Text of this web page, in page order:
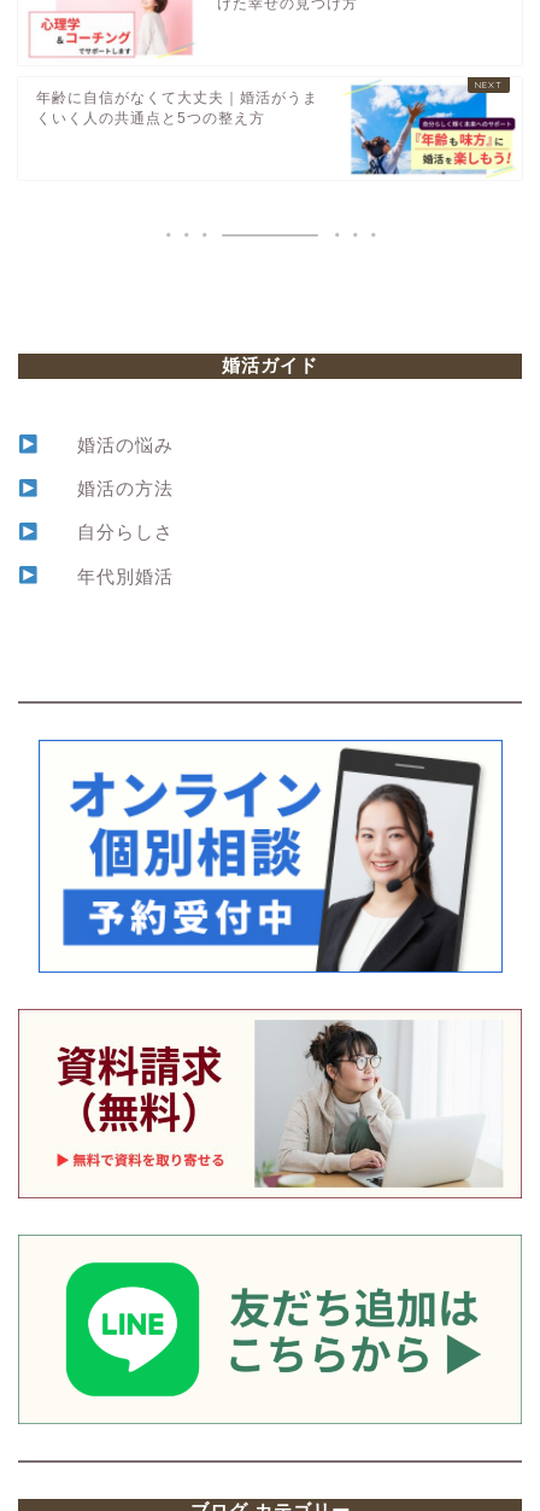
けた幸せの見つけ方
年齢に自信がなくて大丈夫｜婚活がうま
くいく人の共通点と5つの整え方
婚活ガイド
婚活の悩み
婚活の方法
自分らしさ
年代別婚活